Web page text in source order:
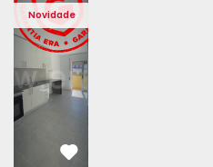
Novidade
Favorito